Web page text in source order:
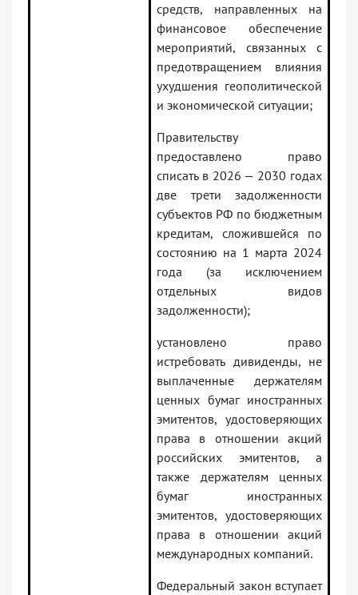
средств, направленных на
финансовое обеспечение
мероприятий, связанных с
предотвращением влияния
ухудшения геополитической
и экономической ситуации;
Правительству
предоставлено право
списать в 2026 — 2030 годах
две трети задолженности
субъектов РФ по бюджетным
кредитам, сложившейся по
состоянию на 1 марта 2024
года (за исключением
отдельных видов
задолженности);
установлено право
истребовать дивиденды, не
выплаченные держателям
ценных бумаг иностранных
эмитентов, удостоверяющих
права в отношении акций
российских эмитентов, а
также держателям ценных
бумаг иностранных
эмитентов, удостоверяющих
права в отношении акций
международных компаний.
Федеральный закон вступает